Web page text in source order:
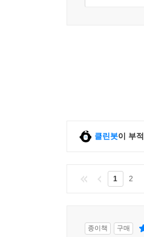
Day 19 Special
Day 22 Reading &
Day 23 Describing
클린봇이 부
1 2
종이책 구매